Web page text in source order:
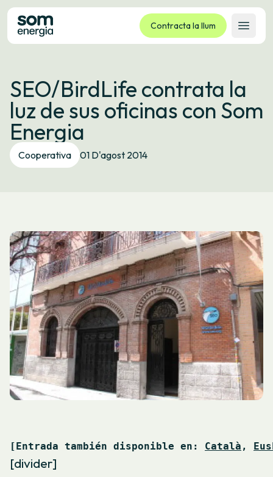
Contracta la llum
Obrir
Tarifes
Serveis
Empreses
La cooperativa
Contacte
SEO/BirdLife contrata la
luz de sus oficinas con Som
Energia
Cooperativa 01 D'agost 2014
[Entrada también disponible en: Català ,
[divider]